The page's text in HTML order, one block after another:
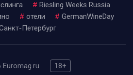
# Riesling Weeks Russia
# отели # GermanWineDay
Петербург
18+